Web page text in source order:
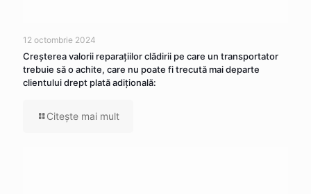
12 octombrie 2024
Creşterea valorii reparaţiilor clădirii pe care un transportator
trebuie să o achite, care nu poate fi trecută mai departe
clientului drept plată adiţională:
Citeşte mai mult